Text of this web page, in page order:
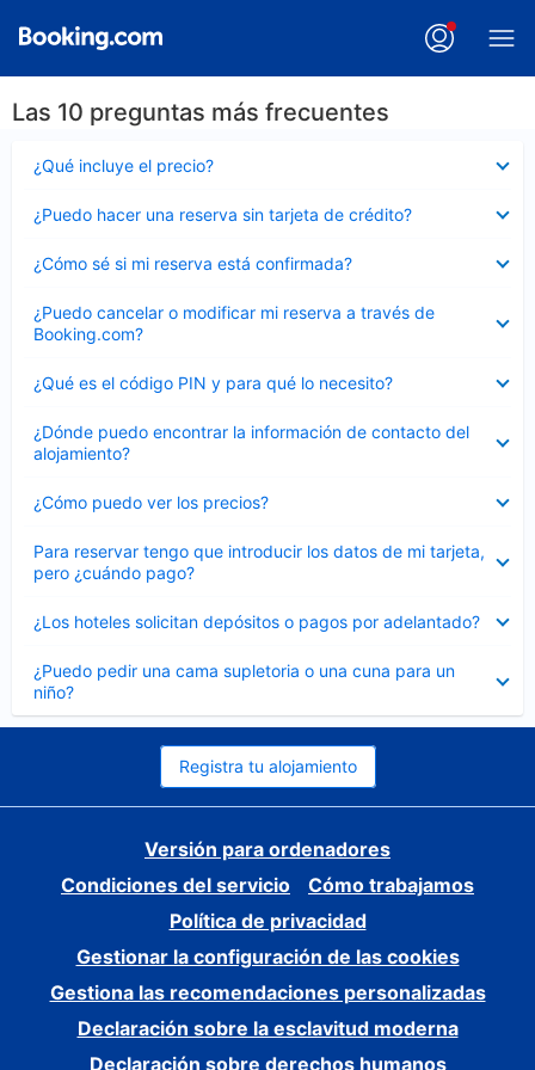
Las 10 preguntas más frecuentes
¿Qué incluye el precio?
cerrado
¿Puedo hacer una reserva sin tarjeta de crédito?
cerrado
¿Cómo sé si mi reserva está confirmada?
cerrado
¿Puedo cancelar o modificar mi reserva a través de
Booking.com?
cerrado
¿Qué es el código PIN y para qué lo necesito?
cerrado
¿Dónde puedo encontrar la información de contacto del
alojamiento?
cerrado
¿Cómo puedo ver los precios?
cerrado
Para reservar tengo que introducir los datos de mi tarjeta,
pero ¿cuándo pago?
cerrado
¿Los hoteles solicitan depósitos o pagos por adelantado?
cerrado
¿Puedo pedir una cama supletoria o una cuna para un
niño?
cerrado
Registra tu alojamiento
Versión para ordenadores
Condiciones del servicio
Cómo trabajamos
Política de privacidad
Gestionar la configuración de las cookies
Gestiona las recomendaciones personalizadas
Declaración sobre la esclavitud moderna
Declaración sobre derechos humanos